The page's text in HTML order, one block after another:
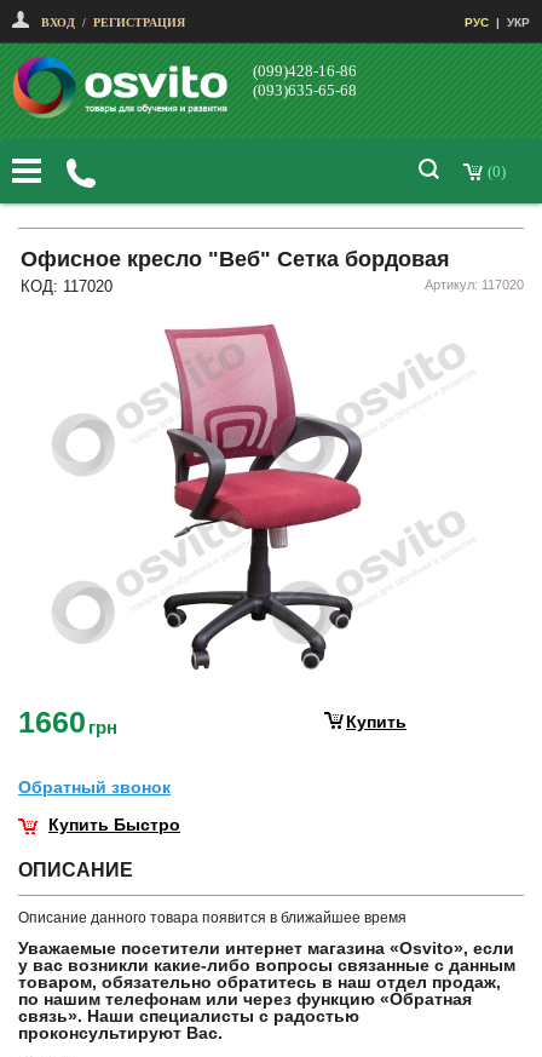
ВХОД / РЕГИСТРАЦИЯ РУС | УКР
(099)428-16-86
(093)635-65-68
(0)
Офисное кресло "Веб" Сетка бордовая
КОД: 117020 Артикул: 117020
1660 грн Купить
Обратный звонок
Купить Быстро
ОПИСАНИЕ
Описание данного товара появится в ближайшее время
Уважаемые посетители интернет магазина «Osvito», если
у вас возникли какие-либо вопросы связанные с данным
товаром, обязательно обратитесь в наш отдел продаж,
по нашим телефонам или через функцию «Обратная
связь». Наши специалисты с радостью
проконсультируют Вас.